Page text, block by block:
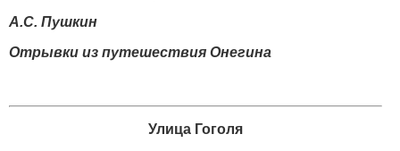
А.С. Пушкин
Отрывки из путешествия Онегина
Улица Гоголя